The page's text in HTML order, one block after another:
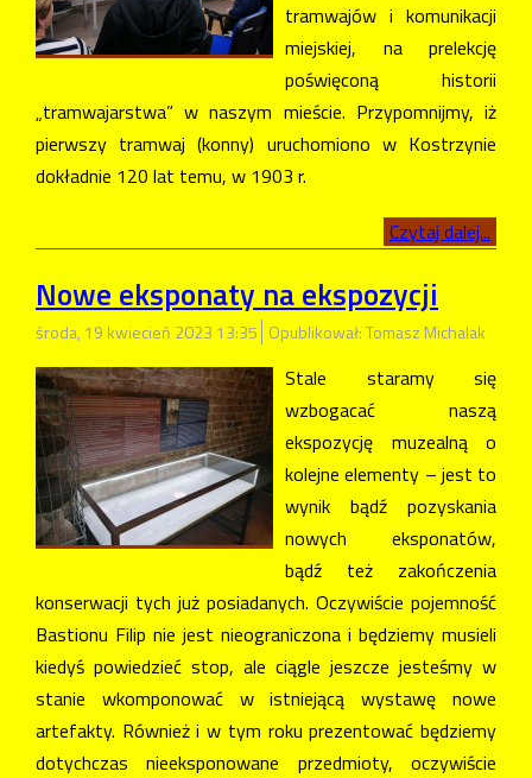
tramwajów i komunikacji
miejskiej, na prelekcję
poświęconą historii
„tramwajarstwa” w naszym mieście. Przypomnijmy, iż
pierwszy tramwaj (konny) uruchomiono w Kostrzynie
dokładnie 120 lat temu, w 1903 r.
Czytaj dalej...
Nowe eksponaty na ekspozycji
środa, 19 kwiecień 2023 13:35 Opublikował: Tomasz Michalak
Stale staramy się
wzbogacać naszą
ekspozycję muzealną o
kolejne elementy – jest to
wynik bądź pozyskania
nowych eksponatów,
bądź też zakończenia
konserwacji tych już posiadanych. Oczywiście pojemność
Bastionu Filip nie jest nieograniczona i będziemy musieli
kiedyś powiedzieć stop, ale ciągle jeszcze jesteśmy w
stanie wkomponować w istniejącą wystawę nowe
artefakty. Również i w tym roku prezentować będziemy
dotychczas nieeksponowane przedmioty, oczywiście